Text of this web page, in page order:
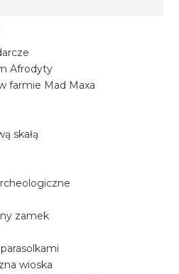
Afrodyty
farmie Mad Maxa
skałą
zamek
wioska